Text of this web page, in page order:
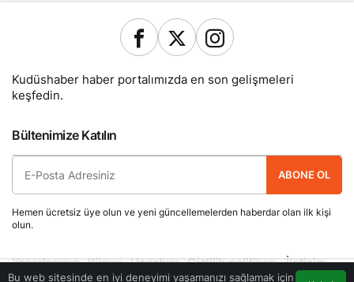
Bu web sitesinde en iyi deneyimi yaşamanızı sağlamak için
Kudüshaber haber portalımızda en son gelişmeleri
keşfedin.
Bültenimize Katılın
ABONE OL
Hemen ücretsiz üye olun ve yeni güncellemelerden haberdar olan ilk kişi
olun.
Yazarlarımız Künye Hesabım Gizlilik politikası İletişim
© Telif Hakkı 2026, Tüm Hakları Saklıdır